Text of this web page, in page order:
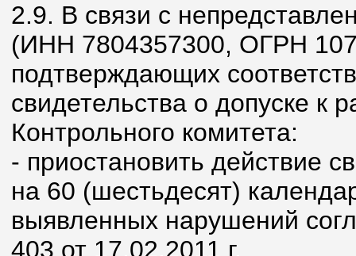
2.9. В связи с
(ИНН 7804357300, ОГРН
подтверждающих
свидетельства о допуске к
Контрольного комитета:
- приостановить действие
на 60 (шестьдесят)
выявленных нарушений
403 от 17.02.2011 г.